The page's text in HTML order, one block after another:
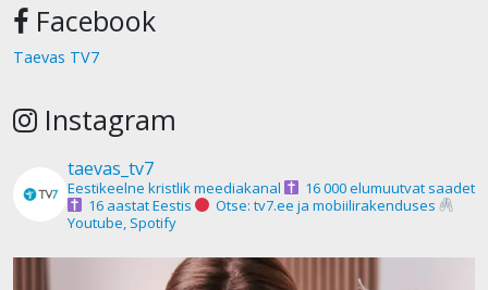
Facebook
Taevas TV7
Instagram
taevas_tv7
Eestikeelne kristlik meediakanal
16 000 elumuutvat saadet
16 aastat Eestis
Otse: tv7.ee ja mobiilirakenduses
Youtube, Spotify